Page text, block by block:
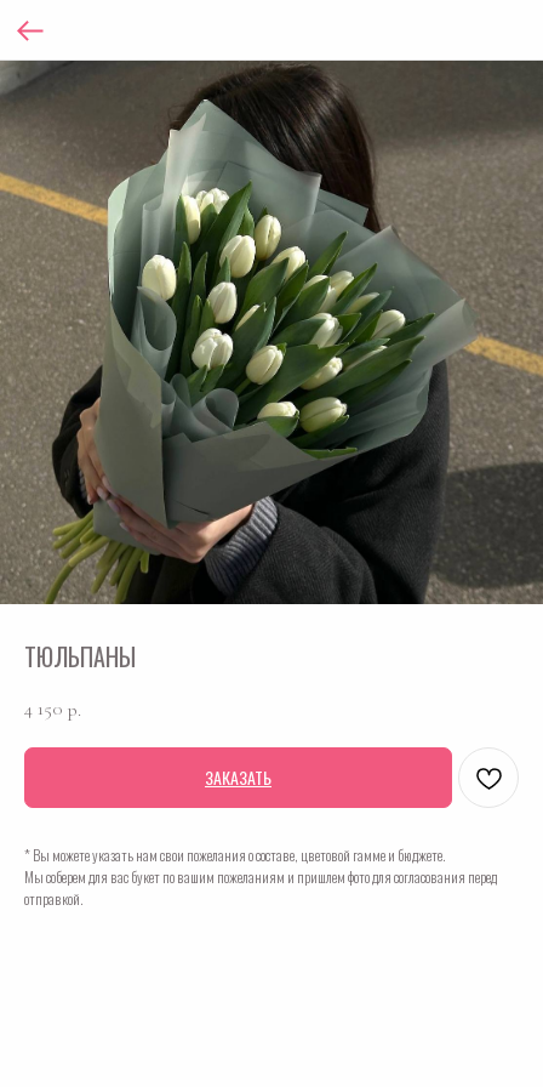
ТЮЛЬПАНЫ
4 150 р.
ЗАКАЗАТЬ
* Вы можете указать нам свои пожелания о составе, цветовой гамме и бюджете.
Мы соберем для вас букет по вашим пожеланиям и пришлем фото для согласования перед
отправкой.